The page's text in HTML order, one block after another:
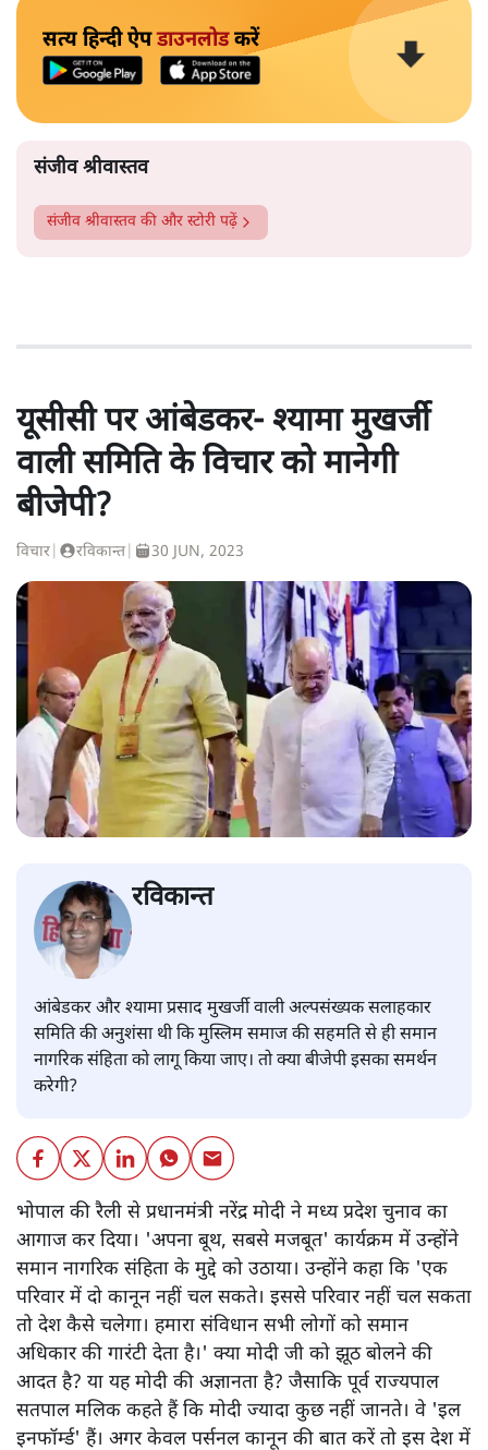
सत्य हिन्दी ऐपडाउनलोडकरें
संजीव श्रीवास्तव
संजीव श्रीवास्तव की और स्टोरी पढ़ें
यूसीसी पर आंबेडकर- श्यामा मुखर्जी
वाली समिति के विचार को मानेगी
बीजेपी?
विचार रविकान्त 30 JUN, 2023
रविकान्त
आंबेडकर और श्यामा प्रसाद मुखर्जी वाली अल्पसंख्यक सलाहकार
समिति की अनुशंसा थी कि मुस्लिम समाज की सहमति से ही समान
नागरिक संहिता को लागू किया जाए। तो क्या बीजेपी इसका समर्थन
करेगी?
भोपाल की रैली से प्रधानमंत्री नरेंद्र मोदी ने मध्य प्रदेश चुनाव का
आगाज कर दिया। 'अपना बूथ, सबसे मजबूत' कार्यक्रम में उन्होंने
समान नागरिक संहिता के मुद्दे को उठाया। उन्होंने कहा कि 'एक
परिवार में दो कानून नहीं चल सकते। इससे परिवार नहीं चल सकता
तो देश कैसे चलेगा। हमारा संविधान सभी लोगों को समान
अधिकार की गारंटी देता है।' क्या मोदी जी को झूठ बोलने की
आदत है? या यह मोदी की अज्ञानता है? जैसाकि पूर्व राज्यपाल
सतपाल मलिक कहते हैं कि मोदी ज्यादा कुछ नहीं जानते। वे 'इल
इनफॉर्म्ड' हैं। अगर केवल पर्सनल कानून की बात करें तो इस देश में